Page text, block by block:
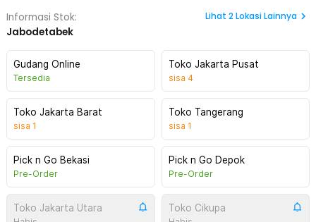
Informasi Stok:
Jabodetabek
Lihat 2Lokasi Lainnya
Gudang Online
Tersedia
Toko Jakarta Pusat
sisa 4
Toko Jakarta Barat
sisa 1
Toko Tangerang
sisa 1
Pick n Go Bekasi
Pre-Order
Pick n Go Depok
Pre-Order
Toko Jakarta Utara Toko Cikupa